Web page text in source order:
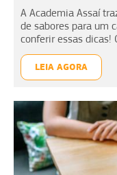
A Academia Assaí
de sabores para um
conferir essas dicas!
LEIA AGORA